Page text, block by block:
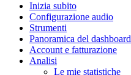
Inizia subito
Configurazione audio
Strumenti
Panoramica del dashboard
Account e fatturazione
Analisi
Le mie statistiche